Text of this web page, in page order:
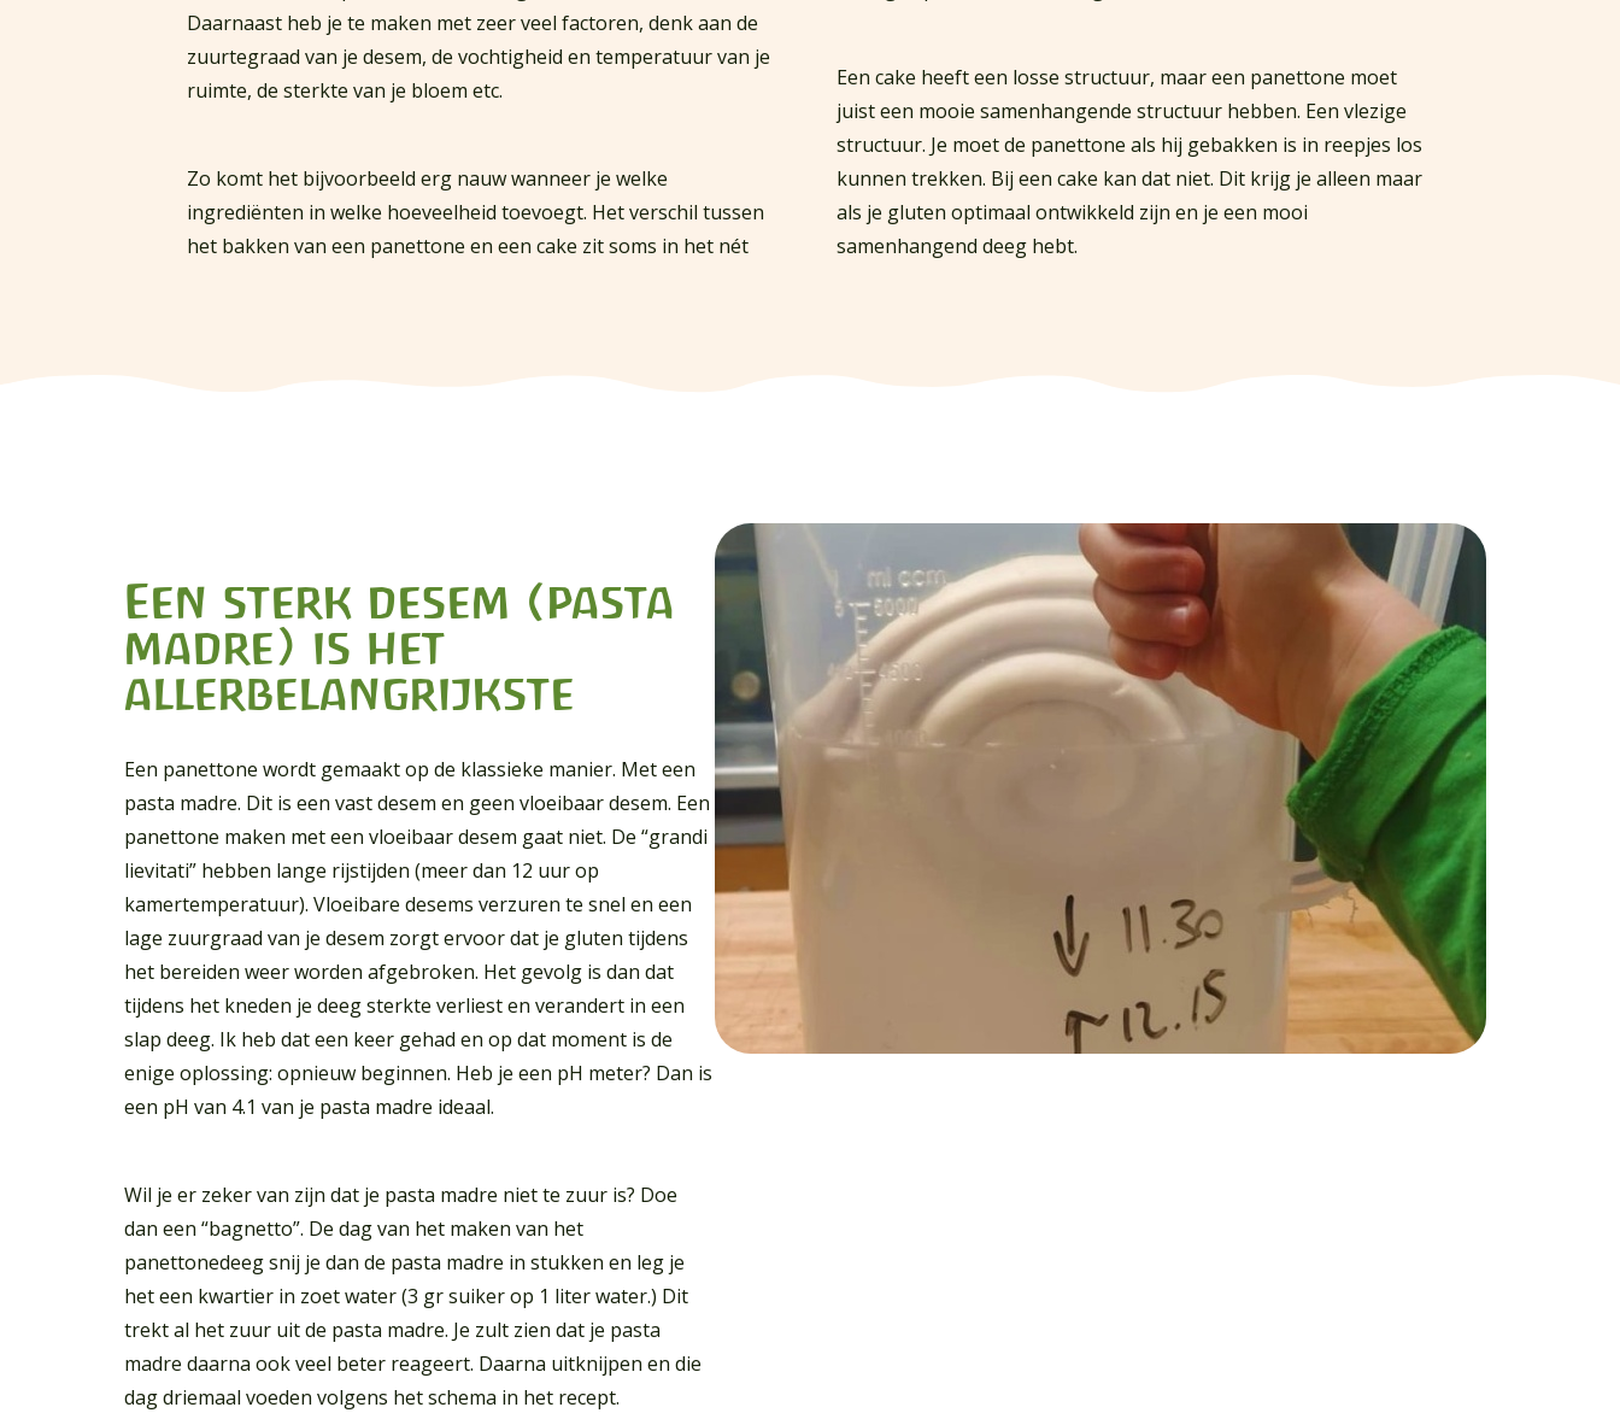
Waar ben je naar op zoek?
Daarnaast heb je te maken met zeer veel factoren, denk aan de
zuurtegraad van je desem, de vochtigheid en temperatuur van je
ruimte, de sterkte van je bloem etc.
Zo komt het bijvoorbeeld erg nauw wanneer je welke
ingrediënten in welke hoeveelheid toevoegt. Het verschil tussen
het bakken van een panettone en een cake zit soms in het nét
Een cake heeft een losse structuur, maar een panettone moet
juist een mooie samenhangende structuur hebben. Een vlezige
structuur. Je moet de panettone als hij gebakken is in reepjes los
kunnen trekken. Bij een cake kan dat niet. Dit krijg je alleen maar
als je gluten optimaal ontwikkeld zijn en je een mooi
samenhangend deeg hebt.
Een sterk desem (pasta
madre) is het
allerbelangrijkste
Een panettone wordt gemaakt op de klassieke manier. Met een
pasta madre. Dit is een vast desem en geen vloeibaar desem. Een
panettone maken met een vloeibaar desem gaat niet. De “grandi
lievitati” hebben lange rijstijden (meer dan 12 uur op
kamertemperatuur). Vloeibare desems verzuren te snel en een
lage zuurgraad van je desem zorgt ervoor dat je gluten tijdens
het bereiden weer worden afgebroken. Het gevolg is dan dat
tijdens het kneden je deeg sterkte verliest en verandert in een
slap deeg. Ik heb dat een keer gehad en op dat moment is de
enige oplossing: opnieuw beginnen. Heb je een pH meter? Dan is
een pH van 4.1 van je pasta madre ideaal.
Wil je er zeker van zijn dat je pasta madre niet te zuur is? Doe
dan een “bagnetto”. De dag van het maken van het
panettonedeeg snij je dan de pasta madre in stukken en leg je
het een kwartier in zoet water (3 gr suiker op 1 liter water.) Dit
trekt al het zuur uit de pasta madre. Je zult zien dat je pasta
madre daarna ook veel beter reageert. Daarna uitknijpen en die
dag driemaal voeden volgens het schema in het recept.